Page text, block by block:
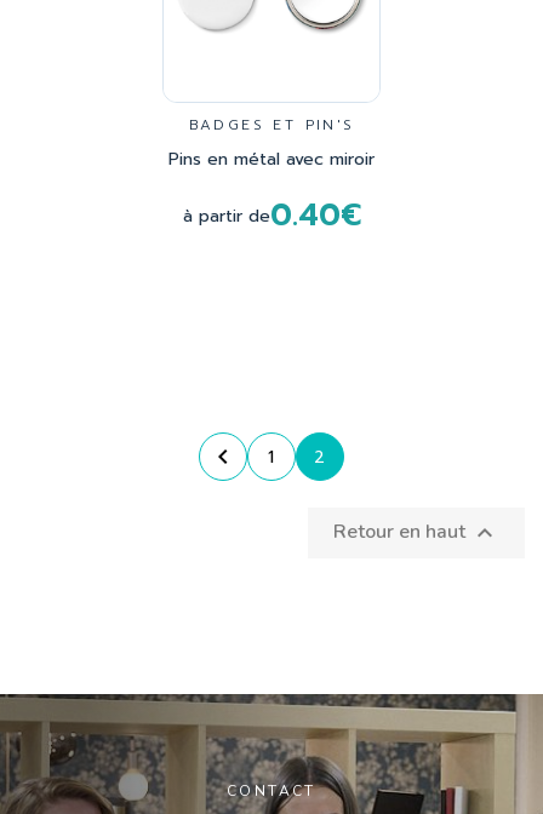
BADGES ET PIN'S
Pins en métal avec miroir
à partir de0.40€
 1 2
Retour en haut 
CONTACT